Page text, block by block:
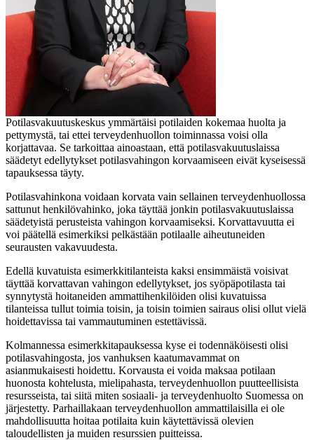
Potilasvakuutuskeskus ymmärtäisi potilaiden kokemaa huolta ja
pettymystä, tai ettei terveydenhuollon toiminnassa voisi olla
korjattavaa. Se tarkoittaa ainoastaan, että potilasvakuutuslaissa
säädetyt edellytykset potilasvahingon korvaamiseen eivät kyseisessä
tapauksessa täyty.
Potilasvahinkona voidaan korvata vain sellainen terveydenhuollossa
sattunut henkilövahinko, joka täyttää jonkin potilasvakuutuslaissa
säädetyistä perusteista vahingon korvaamiseksi. Korvattavuutta ei
voi päätellä esimerkiksi pelkästään potilaalle aiheutuneiden
seurausten vakavuudesta.
Edellä kuvatuista esimerkkitilanteista kaksi ensimmäistä voisivat
täyttää korvattavan vahingon edellytykset, jos syöpäpotilasta tai
synnytystä hoitaneiden ammattihenkilöiden olisi kuvatuissa
tilanteissa tullut toimia toisin, ja toisin toimien sairaus olisi ollut vielä
hoidettavissa tai vammautuminen estettävissä.
Kolmannessa esimerkkitapauksessa kyse ei todennäköisesti olisi
potilasvahingosta, jos vanhuksen kaatumavammat on
asianmukaisesti hoidettu. Korvausta ei voida maksaa potilaan
huonosta kohtelusta, mielipahasta, terveydenhuollon puutteellisista
resursseista, tai siitä miten sosiaali- ja terveydenhuolto Suomessa on
järjestetty. Parhaillakaan terveydenhuollon ammattilaisilla ei ole
mahdollisuutta hoitaa potilaita kuin käytettävissä olevien
taloudellisten ja muiden resurssien puitteissa.